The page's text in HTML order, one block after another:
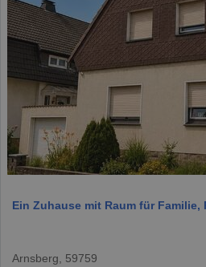
Ein Zuhause mit Raum für
Arnsberg, 59759